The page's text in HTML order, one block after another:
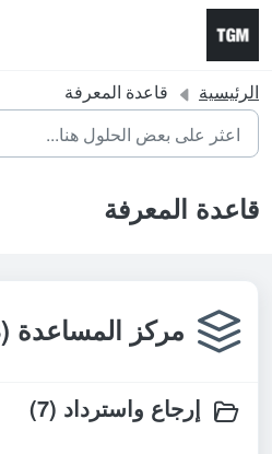
التخطّي إلى المحتوى الرئيسي
الرئيسية قاعدة المعرفة
قاعدة المعرفة
مركز المساعدة (8)
إرجاع واسترداد (7)